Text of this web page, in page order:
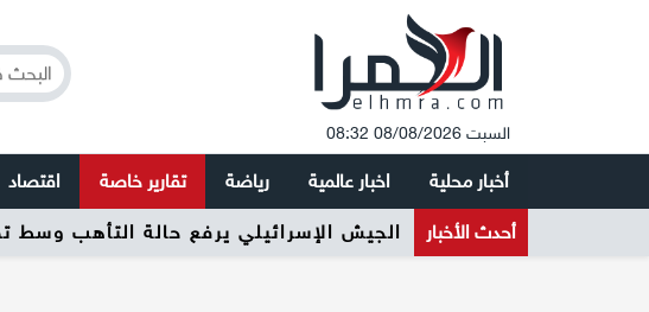
السبت 08/08/2026 08:32
أخبار محلية اخبار عالمية رياضة تقارير خاصة اقتصاد
أحدث الأخبار الجيش الإسرائيلي يرفع حالة التأهب وسط